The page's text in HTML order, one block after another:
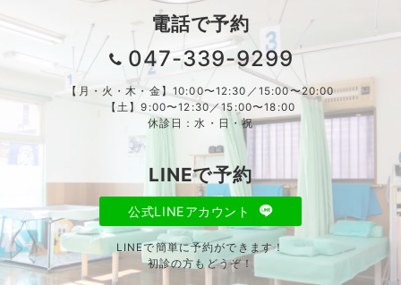
電話で予約
047-339-9299
【月・火・木・金】10:00〜12:30／15:00〜20:00
【土】9:00〜12:30／15:00〜18:00
休診日：水・日・祝
LINEで予約
公式LINEアカウント
LINEで簡単に予約ができます！
初診の方もどうぞ！